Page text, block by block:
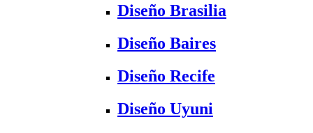
Diseño Brasilia
Diseño Baires
Diseño Recife
Diseño Uyuni